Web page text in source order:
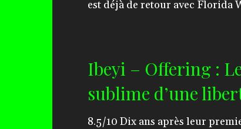
est déjà de retour avec Florida
Ibeyi – Offering :
sublime d’une
8.5/10 Dix ans après leur premier éclat, les sœurs